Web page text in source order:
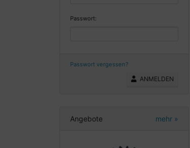
Passwort:
Passwort vergessen?
ANMELDEN
Angebote mehr »